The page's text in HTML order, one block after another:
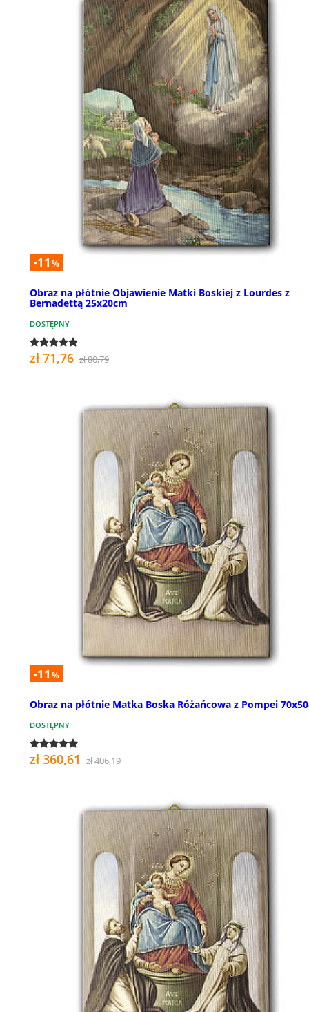
-11 %
Obraz na płótnie Objawienie Matki Boskiej z Lourdes z
Bernadettą 25x20cm
DOSTĘPNY
zł 71,76 zł 80,79
-11 %
Obraz na płótnie Matka Boska Różańcowa z Pompei
DOSTĘPNY
zł 360,61 zł 406,19